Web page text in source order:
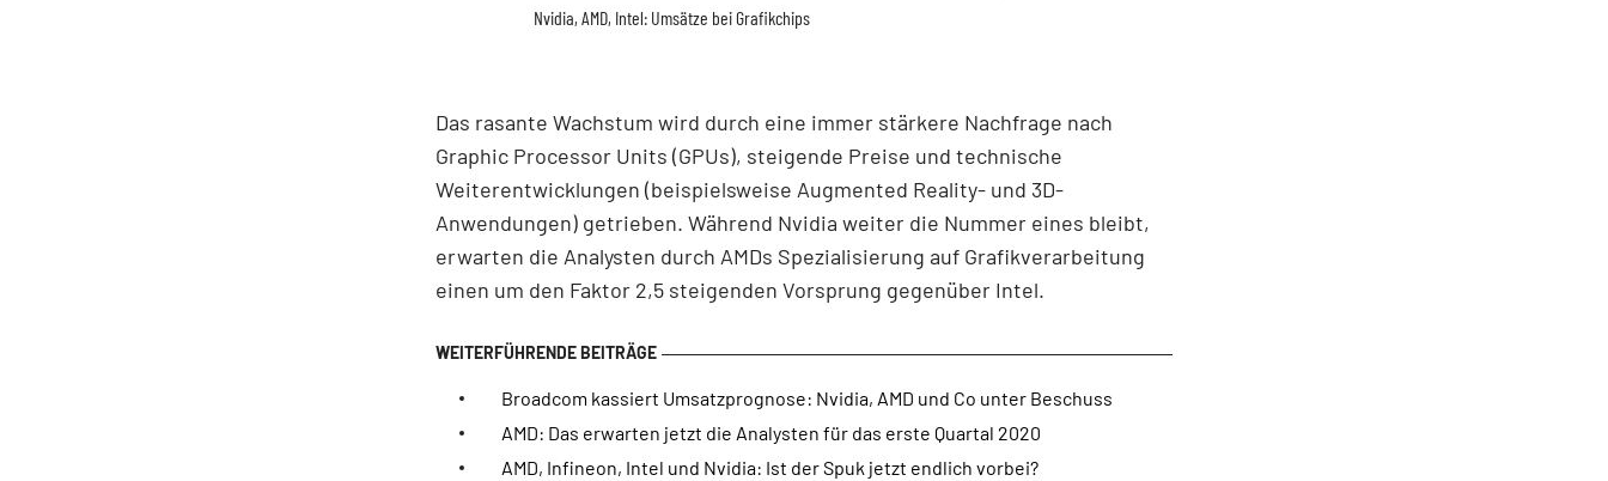
Nvidia, AMD, Intel: Umsätze bei Grafikchips
Das rasante Wachstum wird durch eine immer stärkere Nachfrage nach
Graphic Processor Units (GPUs), steigende Preise und technische
Weiterentwicklungen (beispielsweise Augmented Reality- und 3D-
Anwendungen) getrieben. Während Nvidia weiter die Nummer eines bleibt,
erwarten die Analysten durch AMDs Spezialisierung auf Grafikverarbeitung
einen um den Faktor 2,5 steigenden Vorsprung gegenüber Intel.
Broadcom kassiert Umsatzprognose: Nvidia, AMD und Co unter Beschuss
AMD: Das erwarten jetzt die Analysten für das erste Quartal 2020
AMD, Infineon, Intel und Nvidia: Ist der Spuk jetzt endlich vorbei?